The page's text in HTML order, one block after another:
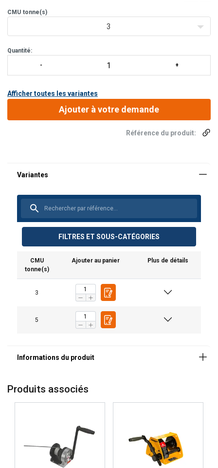
Load pressure brake with double ratchet system for safe
CMU tonne(s)
3
Quantité:
Afficher toutes les variantes
Ajouter à votre demande
Référence du produit:
FILTRES ET SOUS-CATÉGORIES
CMU
tonne(s)
Ajouter au panier Plus de détails
3
5
Marquage:
Produits associés